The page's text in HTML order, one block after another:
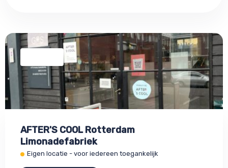
AFTER'S COOL Rotterdam
Limonadefabriek
Eigen locatie - voor iedereen toegankelijk